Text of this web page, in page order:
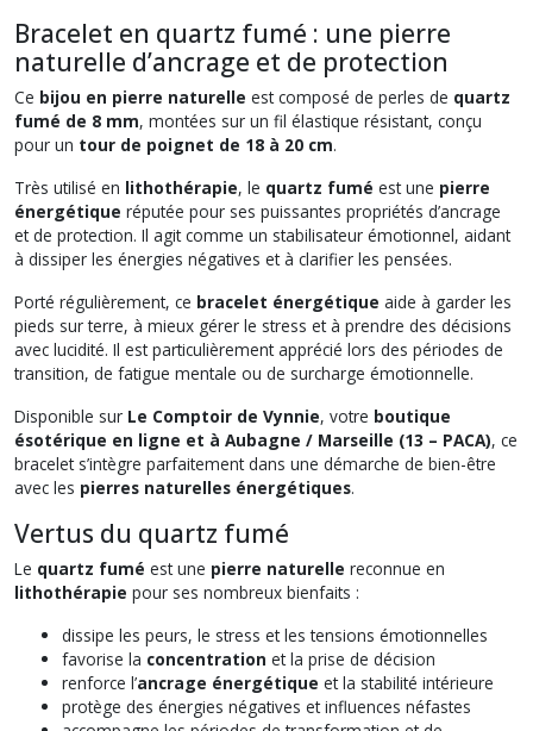
Bracelet en quartz fumé : une pierre
naturelle d’ancrage et de protection
Ce bijou en pierre naturelle est composé de perles de quartz
fumé de 8 mm, montées sur un fil élastique résistant, conçu
pour un tour de poignet de 18 à 20 cm.
Très utilisé en lithothérapie, le quartz fumé est une pierre
énergétique réputée pour ses puissantes propriétés d’ancrage
et de protection. Il agit comme un stabilisateur émotionnel, aidant
à dissiper les énergies négatives et à clarifier les pensées.
Porté régulièrement, ce bracelet énergétique aide à garder les
pieds sur terre, à mieux gérer le stress et à prendre des décisions
avec lucidité. Il est particulièrement apprécié lors des périodes de
transition, de fatigue mentale ou de surcharge émotionnelle.
Disponible sur Le Comptoir de Vynnie, votre boutique
ésotérique en ligne et à Aubagne / Marseille (13 – PACA), ce
bracelet s’intègre parfaitement dans une démarche de bien-être
avec les pierres naturelles énergétiques.
Vertus du quartz fumé
Le quartz fumé est une pierre naturelle reconnue en
lithothérapie pour ses nombreux bienfaits :
dissipe les peurs, le stress et les tensions émotionnelles
favorise la concentration et la prise de décision
renforce l’ancrage énergétique et la stabilité intérieure
protège des énergies négatives et influences néfastes